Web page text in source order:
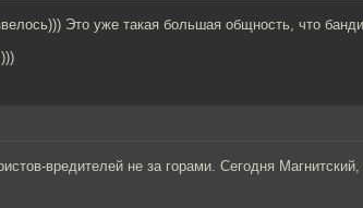
Это уже такая большая общность, что
вредителей не за горами. Сегодня